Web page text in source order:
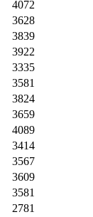
4072
3628
3839
3922
3335
3581
3824
3659
4089
3414
3567
3609
3581
2781